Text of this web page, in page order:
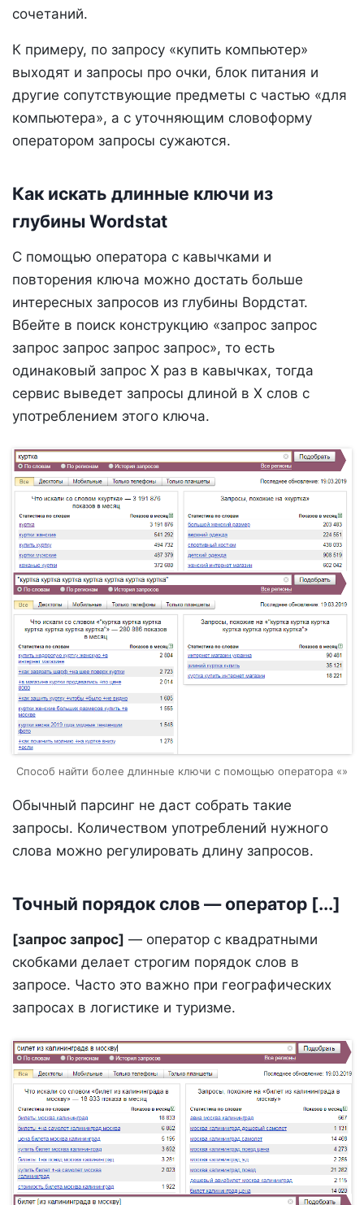
сочетаний.
К примеру, по запросу «купить компьютер»
выходят и запросы про очки, блок питания и
другие сопутствующие предметы с частью «для
компьютера», а с уточняющим словоформу
оператором запросы сужаются.
Как искать длинные ключи из
глубины Wordstat
С помощью оператора с кавычками и
повторения ключа можно достать больше
интересных запросов из глубины Вордстат.
Вбейте в поиск конструкцию «запрос запрос
запрос запрос запрос запрос», то есть
одинаковый запрос Х раз в кавычках, тогда
сервис выведет запросы длиной в Х слов с
употреблением этого ключа.
Способ найти более длинные ключи с помощью оператора «»
Обычный парсинг не даст собрать такие
запросы. Количеством употреблений нужного
слова можно регулировать длину запросов.
Точный порядок слов — оператор [...]
[запрос запрос] — оператор с квадратными
скобками делает строгим порядок слов в
запросе. Часто это важно при географических
запросах в логистике и туризме.